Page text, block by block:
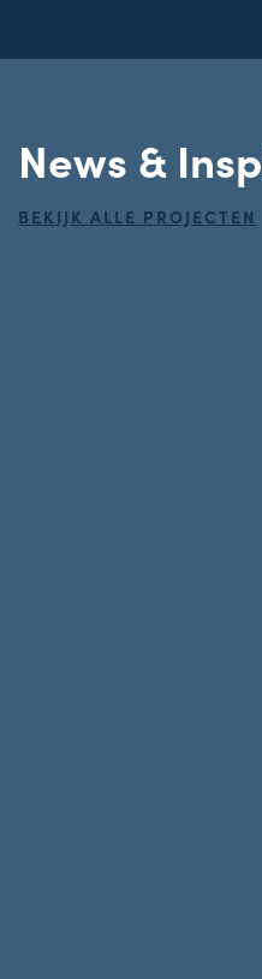
News &
BEKIJK ALLE PROJECTEN